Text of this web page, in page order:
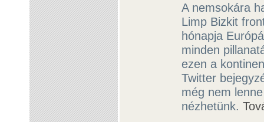
A nemsokára
Limp Bizkit
hónapja
minden
ezen a
Twitter
még nem
nézhetünk.